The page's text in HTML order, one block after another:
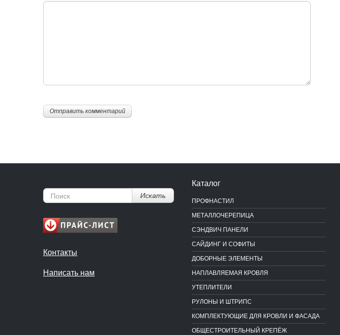
Искать
Контакты
Написать нам
Каталог
ПРОФНАСТИЛ
МЕТАЛЛОЧЕРЕПИЦА
СЭНДВИЧ ПАНЕЛИ
САЙДИНГ И СОФИТЫ
ДОБОРНЫЕ ЭЛЕМЕНТЫ
НАПЛАВЛЯЕМАЯ КРОВЛЯ
УТЕПЛИТЕЛИ
РУЛОНЫ И ШТРИПС
КОМПЛЕКТУЮЩИЕ ДЛЯ КРОВЛИ И ФАСАДА
ОБЩЕСТРОИТЕЛЬНЫЙ КРЕПЁЖ